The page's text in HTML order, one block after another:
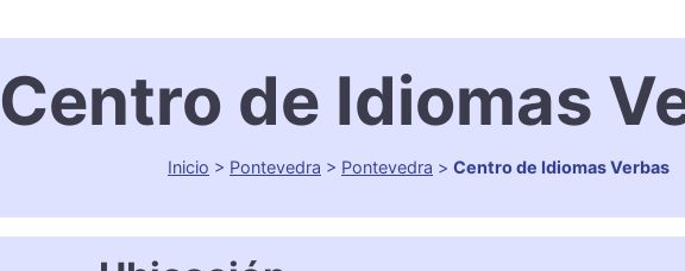
Centro de Idiomas
Inicio > Pontevedra > Pontevedra > Centro de Idiomas Verbas